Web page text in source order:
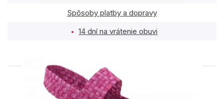
Spôsoby platby a dopravy
14 dní na vrátenie obuvi
PODOBNÉ PRODUKTY